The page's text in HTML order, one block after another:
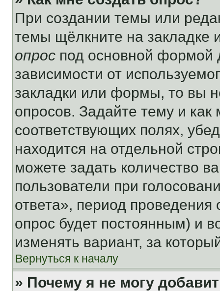
При создании темы или
темы щёлкните на
опрос под основной формой
зависимости от
закладки или формы, то вы
опросов. Задайте тему и
соответствующих полях,
находится на отдельной
можете задать количество
пользователи при
ответа», период проведения
опрос будет постоянным) и
изменять вариант, за
Вернуться к началу
» Почему я не могу